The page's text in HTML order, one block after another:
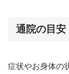
通院の目安
症状やお身体の